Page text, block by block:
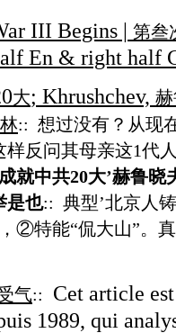
III Begins | 第叁
En & right half
大; Khrushchev,
:: 想过没有？从现
样反问其母亲这1代
就中共20大’赫鲁晓
是也:: 典型’北京人
②特能“侃大山”。
气::
Cet article
1989, qui